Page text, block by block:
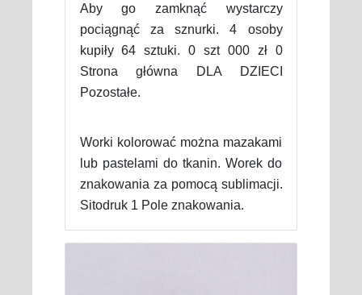
Aby go zamknąć wystarczy
pociągnąć za sznurki. 4 osoby
kupiły 64 sztuki. 0 szt 000 zł 0
Strona główna DLA DZIECI
Pozostałe.
Worki kolorować można mazakami
lub pastelami do tkanin. Worek do
znakowania za pomocą sublimacji.
Sitodruk 1 Pole znakowania.